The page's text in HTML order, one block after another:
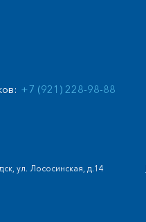
+7 (921) 228-98-88
ул. Лососинская, д.14